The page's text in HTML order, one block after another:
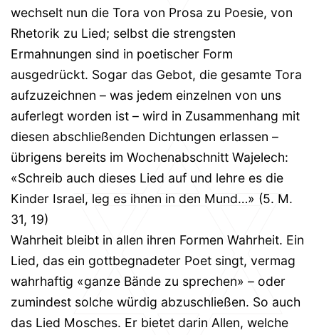
wechselt nun die Tora von Prosa zu Poesie, von
Rhetorik zu Lied; selbst die strengsten
Ermahnungen sind in poetischer Form
ausgedrückt. Sogar das Gebot, die gesamte Tora
aufzuzeichnen – was jedem einzelnen von uns
auferlegt worden ist – wird in Zusammenhang mit
diesen abschließenden Dichtungen erlassen –
übrigens bereits im Wochenabschnitt Wajelech:
«Schreib auch dieses Lied auf und lehre es die
Kinder Israel, leg es ihnen in den Mund…» (5. M.
31, 19)
Wahrheit bleibt in allen ihren Formen Wahrheit. Ein
Lied, das ein gottbegnadeter Poet singt, vermag
wahrhaftig «ganze Bände zu sprechen» – oder
zumindest solche würdig abzuschließen. So auch
das Lied Mosches. Er bietet darin Allen, welche